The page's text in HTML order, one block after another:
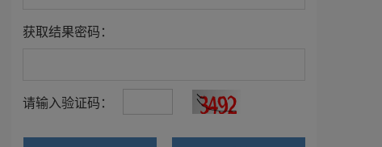
获取结果密码：
请输入验证码：